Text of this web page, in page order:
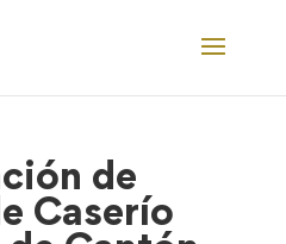
de
Caserío